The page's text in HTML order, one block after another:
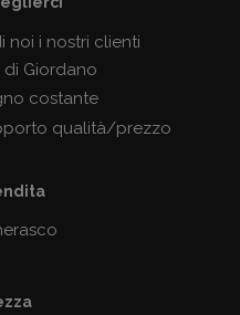
noi i nostri clienti
Giordano
costante
qualità/prezzo